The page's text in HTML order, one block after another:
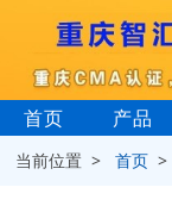
首页 产品
当前位置 >首页 >